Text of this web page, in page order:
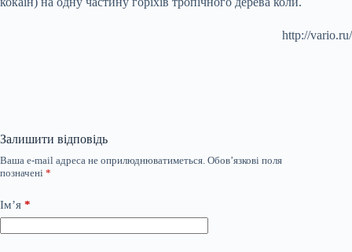
http://vario.ru/
Залишити відповідь
Ваша e-mail адреса не оприлюднюватиметься. Обов’язкові поля
позначені *
Ім’я *